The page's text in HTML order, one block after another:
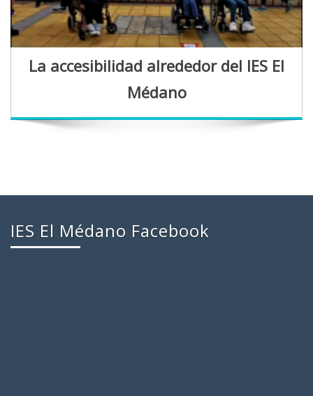
La accesibilidad alrededor del IES El
Médano
IES El Médano Facebook